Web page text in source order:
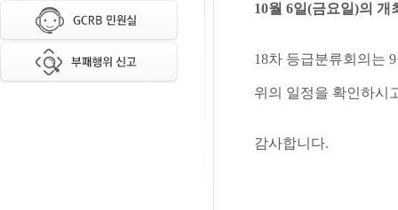
10월 6일(금요일)의
18차 등급분류회의는
위의 일정을 확인하시
감사합니다.